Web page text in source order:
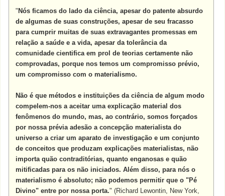
" Nós ficamos do lado da ciência, apesar do patente absurdo
de algumas de suas construções, apesar de seu fracasso
para cumprir muitas de suas extravagantes promessas em
relação a saúde e a vida, apesar da tolerância da
comunidade cientifica em prol de teorias certamente não
comprovadas, porque nos temos um compromisso prévio,
um compromisso com o materialismo.
Não é que métodos e instituições da ciência de algum modo
compelem-nos a aceitar uma explicação material dos
fenômenos do mundo, mas, ao contrário, somos forçados
por nossa prévia adesão a concepção materialista do
universo a criar um aparato de investigação e um conjunto
de conceitos que produzam explicações materialistas, não
importa quão contraditórias, quanto enganosas e quão
mitificadas para os não iniciados. Além disso, para nós o
materialismo é absoluto; não podemos permitir que o "Pé
Divino" entre por nossa porta." (Richard Lewontin, New York,